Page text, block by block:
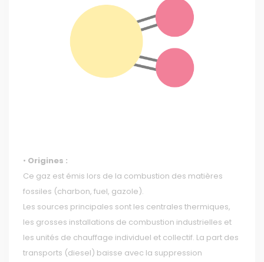
• Origines :
Ce gaz est émis lors de la combustion des matières
fossiles (charbon, fuel, gazole).
Les sources principales sont les centrales thermiques,
les grosses installations de combustion industrielles et
les unités de chauffage individuel et collectif. La part des
transports (diesel) baisse avec la suppression